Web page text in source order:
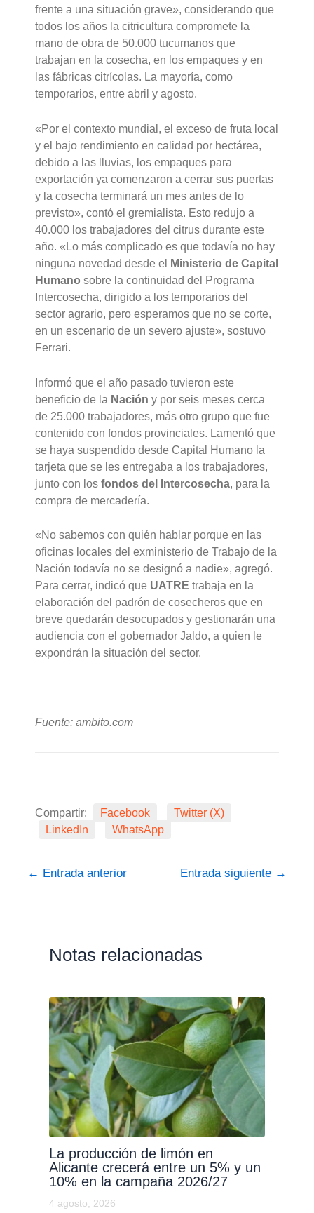
frente a una situación grave», considerando que
todos los años la citricultura compromete la
mano de obra de 50.000 tucumanos que
trabajan en la cosecha, en los empaques y en
las fábricas citrícolas. La mayoría, como
temporarios, entre abril y agosto.
«Por el contexto mundial, el exceso de fruta local
y el bajo rendimiento en calidad por hectárea,
debido a las lluvias, los empaques para
exportación ya comenzaron a cerrar sus puertas
y la cosecha terminará un mes antes de lo
previsto», contó el gremialista. Esto redujo a
40.000 los trabajadores del citrus durante este
año. «Lo más complicado es que todavía no hay
ninguna novedad desde el
Ministerio de Capital
Humano sobre la continuidad del Programa
Intercosecha, dirigido a los temporarios del
sector agrario, pero esperamos que no se corte,
en un escenario de un severo ajuste», sostuvo
Ferrari.
Informó que el año pasado tuvieron este
beneficio de la Nación y por seis meses cerca
de 25.000 trabajadores, más otro grupo que fue
contenido con fondos provinciales. Lamentó que
se haya suspendido desde Capital Humano la
tarjeta que se les entregaba a los trabajadores,
junto con los fondos del Intercosecha, para la
compra de mercadería.
«No sabemos con quién hablar porque en las
oficinas locales del exministerio de Trabajo de la
Nación todavía no se designó a nadie», agregó.
Para cerrar, indicó que UATRE trabaja en la
elaboración del padrón de cosecheros que en
breve quedarán desocupados y gestionarán una
audiencia con el gobernador Jaldo, a quien le
expondrán la situación del sector.
Fuente: ambito.com
Compartir: Facebook
Twitter (X)
LinkedIn
WhatsApp
← Entrada anterior Entrada siguiente →
Notas relacionadas
La producción de limón en
Alicante crecerá entre un 5% y un
10% en la campaña 2026/27
4 agosto, 2026